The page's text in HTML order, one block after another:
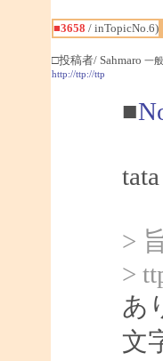
■3658 / inTopicNo.6)
□投稿者/ Sahmaro 一
http://ttp://ttp
■
>
>
あ
文